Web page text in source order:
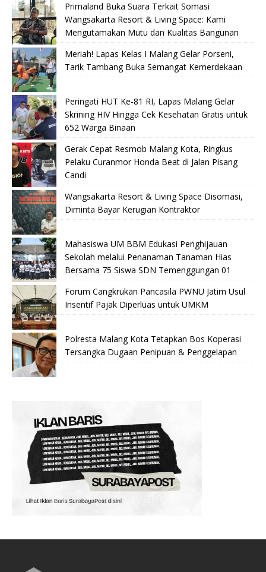
Primaland Buka Suara Terkait Somasi
Wangsakarta Resort & Living Space: Kami
Mengutamakan Mutu dan Kualitas Bangunan
Meriah! Lapas Kelas I Malang Gelar Porseni,
Tarik Tambang Buka Semangat Kemerdekaan
Peringati HUT Ke-81 RI, Lapas Malang Gelar
Skrining HIV Hingga Cek Kesehatan Gratis untuk
652 Warga Binaan
Gerak Cepat Resmob Malang Kota, Ringkus
Pelaku Curanmor Honda Beat di Jalan Pisang
Candi
Wangsakarta Resort & Living Space Disomasi,
Diminta Bayar Kerugian Kontraktor
Mahasiswa UM BBM Edukasi Penghijauan
Sekolah melalui Penanaman Tanaman Hias
Bersama 75 Siswa SDN Temenggungan 01
Forum Cangkrukan Pancasila PWNU Jatim Usul
Insentif Pajak Diperluas untuk UMKM
Polresta Malang Kota Tetapkan Bos Koperasi
Tersangka Dugaan Penipuan & Penggelapan